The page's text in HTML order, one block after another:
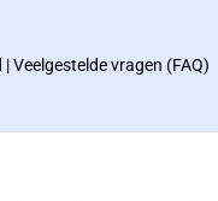
|Veelgestelde vragen (FAQ)